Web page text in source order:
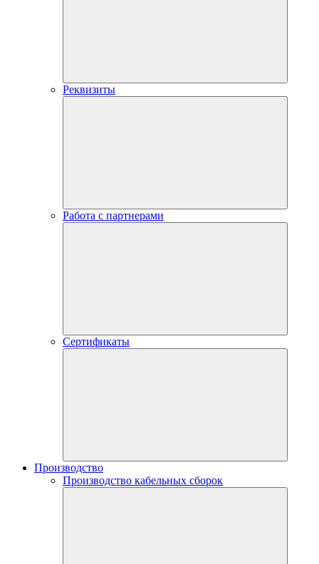
Реквизиты
Работа с партнерами
Сертификаты
Производство
Производство кабельных сборок